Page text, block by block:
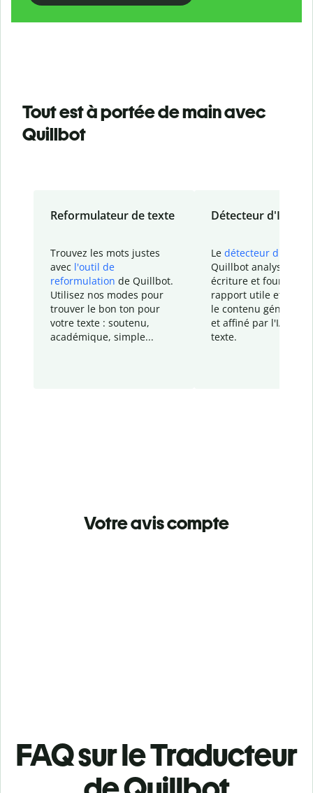
Tout est à portée de main avec
Quillbot
Reformulateur de texte
Trouvez les mots justes
avec l'outil de
reformulation de Quillbot.
Utilisez nos modes pour
trouver le bon ton pour
votre texte : soutenu,
académique, simple...
Détecteur d'IA
Le détecteur d'IA
Quillbot analyse votre
écriture et fournit un
rapport utile et
le contenu généré
et affiné par l'IA
texte.
Votre avis compte
FAQ sur le Traducteur